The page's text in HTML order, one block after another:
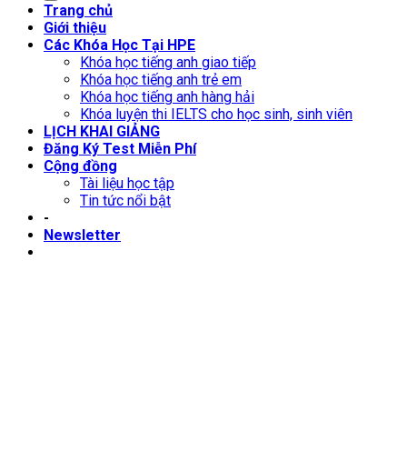
Trang chủ
Giới thiệu
Các Khóa Học Tại HPE
Khóa học tiếng anh giao tiếp
Khóa học tiếng anh trẻ em
Khóa học tiếng anh hàng hải
Khóa luyện thi IELTS cho học sinh, sinh viên
LỊCH KHAI GIẢNG
Đăng Ký Test Miễn Phí
Cộng đồng
Tài liệu học tập
Tin tức nổi bật
-
Newsletter